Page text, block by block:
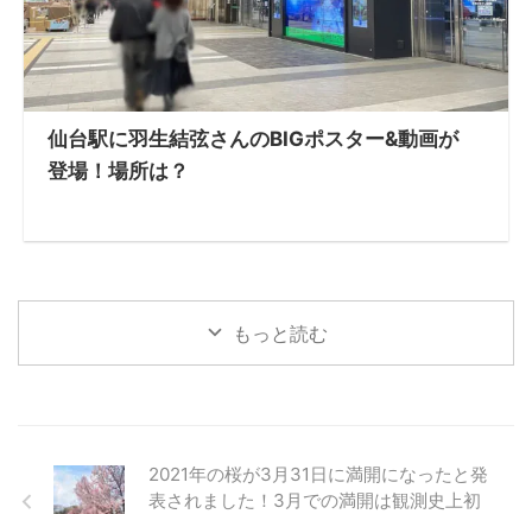
仙台駅に羽生結弦さんのBIGポスター&動画が
登場！場所は？
もっと読む
2021年の桜が3月31日に満開になったと発
表されました！3月での満開は観測史上初